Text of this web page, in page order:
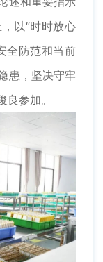
以“时时放心
全防范和当前
患，坚决守牢
参加。